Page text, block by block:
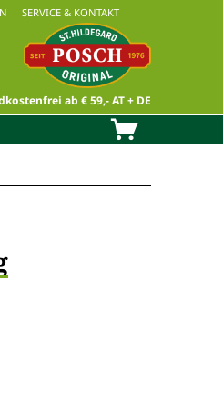
SERVICE & KONTAKT
ab € 59,- AT + DE